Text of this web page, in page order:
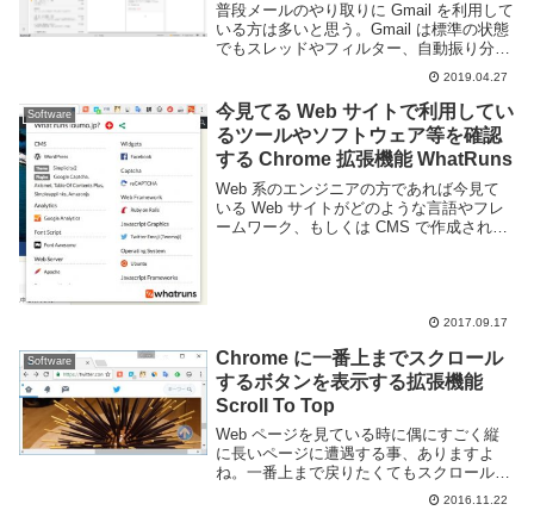
普段メールのやり取りに Gmail を利用して
いる方は多いと思う。Gmail は標準の状態
でもスレッドやフィルター、自動振り分け
機能などが用意されているため、メールの
整理がしやすい。しかし、仕事で大量のメ
ールをやり取りする必要があるならそれ...
2019.04.27
Software
今見てる Web サイトで利用してい
るツールやソフトウェア等を確認
する Chrome 拡張機能 WhatRuns
Web 系のエンジニアの方であれば今見て
いる Web サイトがどのような言語やフレ
ームワーク、もしくは CMS で作成されて
2017.09.17
Software
Chrome に一番上までスクロール
するボタンを表示する拡張機能
Scroll To Top
Web ページを見ている時に偶にすごく縦
に長いページに遭遇する事、ありますよ
ね。一番上まで戻りたくてもスクロールす
るのが面倒くさいです。Google Chrome で
あれば Scroll To Top という拡張機能を利
2016.11.22